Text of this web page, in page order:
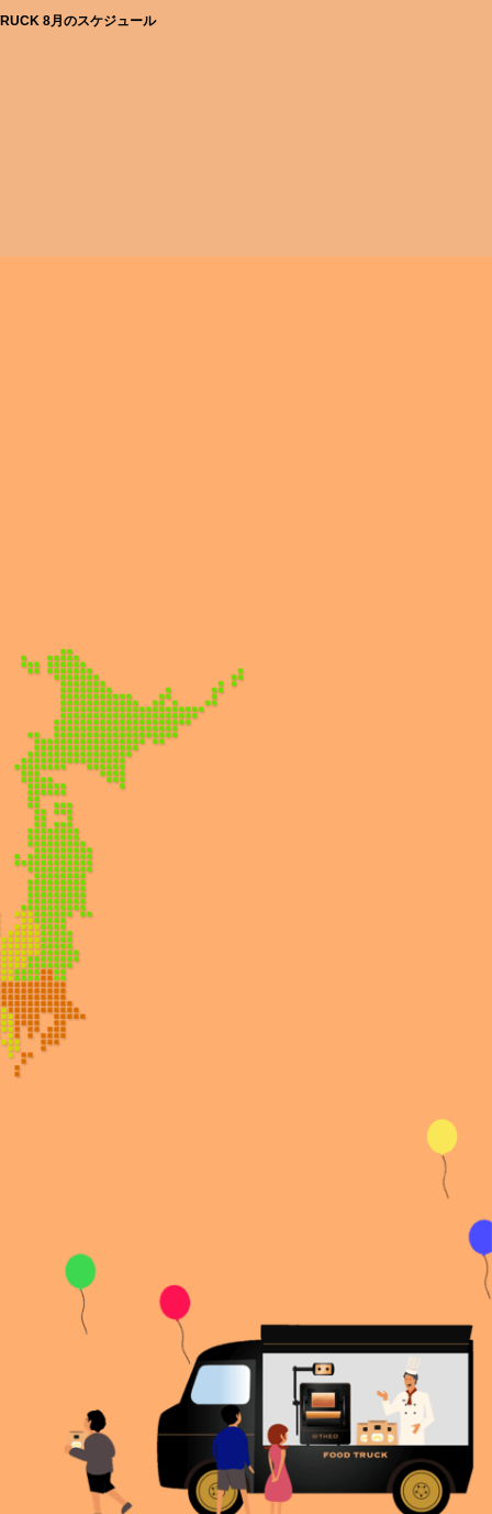
8月のスケジュール